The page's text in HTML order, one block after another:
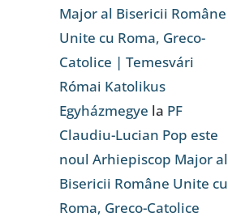
Major al Bisericii Române
Unite cu Roma, Greco-
Catolice | Temesvári
Római Katolikus
Egyházmegye la PF
Claudiu-Lucian Pop este
noul Arhiepiscop Major al
Bisericii Române Unite cu
Roma, Greco-Catolice